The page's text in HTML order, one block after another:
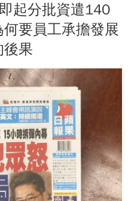
起分批資遣140
要員工承擔發展
後果